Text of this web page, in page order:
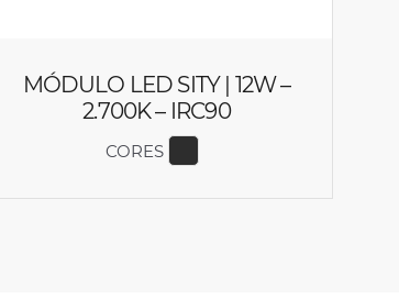
MÓDULO LED SITY | 12W –
2.700K – IRC90
CORES EXIBIR COR 6644